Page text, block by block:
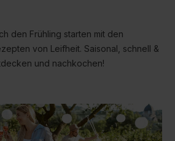
den Frühling starten mit den
von Leifheit. Saisonal, schnell &
und nachkochen!